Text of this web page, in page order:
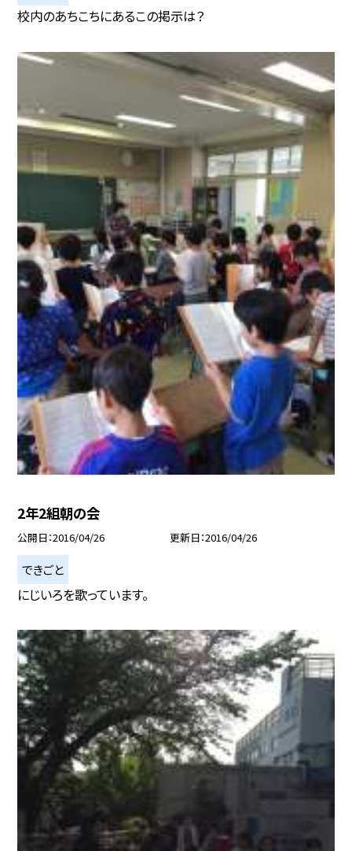
校内のあちこちにあるこの掲示は？
2年2組朝の会
公開日 2016/04/26 更新日 2016/04/26
できごと
にじいろを歌っています。